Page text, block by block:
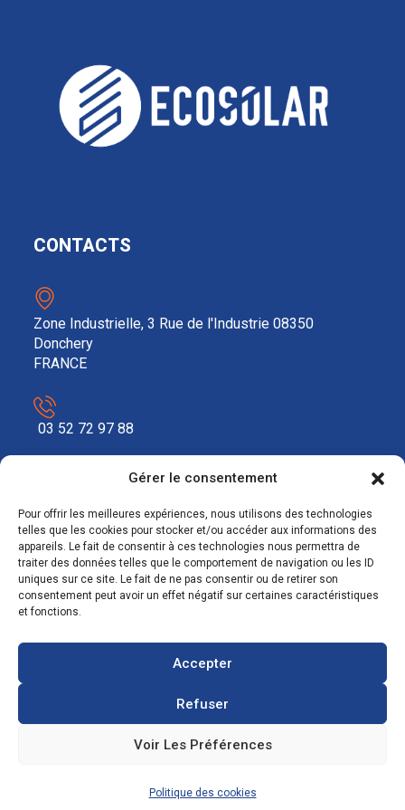
Gérer le consentement
Pour offrir les meilleures expériences, nous utilisons des technologies
telles que les cookies pour stocker et/ou accéder aux informations des
appareils. Le fait de consentir à ces technologies nous permettra de
traiter des données telles que le comportement de navigation ou les ID
uniques sur ce site. Le fait de ne pas consentir ou de retirer son
consentement peut avoir un effet négatif sur certaines caractéristiques
et fonctions.
Accepter
Refuser
Voir Les Préférences
Politique des cookies
CONTACTS
Zone Industrielle, 3 Rue de l'Industrie 08350
Donchery
FRANCE
03 52 72 97 88
À PROPOS
Mentions légales
RGPD
IMPAAKT. Tous droits réservés.